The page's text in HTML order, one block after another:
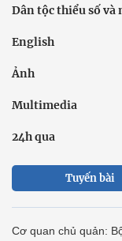
Dân tộc thiểu số và
English
Ảnh
Multimedia
24h qua
Tuyến bài
Cơ quan chủ quản: